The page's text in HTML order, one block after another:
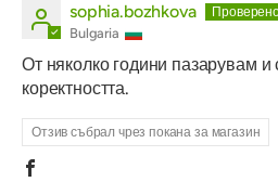
sophia.bozhkova
Bulgaria
От няколко години пазарувам
коректността.
Отзив събрал чрез покана за магазин